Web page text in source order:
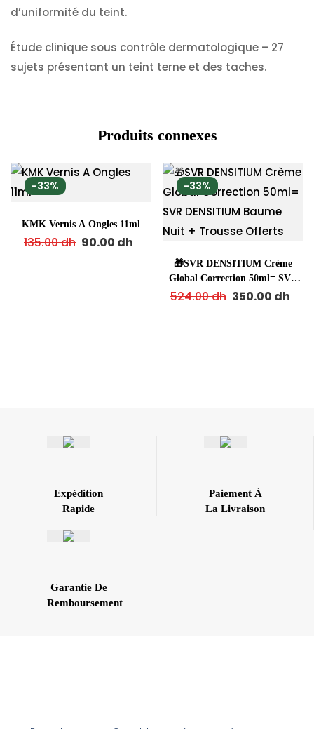
d’uniformité du teint.
Étude clinique sous contrôle dermatologique – 27
sujets présentant un teint terne et des taches.
Produits connexes
-33%
KMK Vernis A Ongles 11ml
135.00dh 90.00 dh
-33%
🎁SVR DENSITIUM Crème
Global Correction 50ml= SVR
DENSITIUM Baume Nuit +
524.00dh 350.00 dh
Paiement À
La Livraison
Expédition
Rapide
Garantie De
Remboursement